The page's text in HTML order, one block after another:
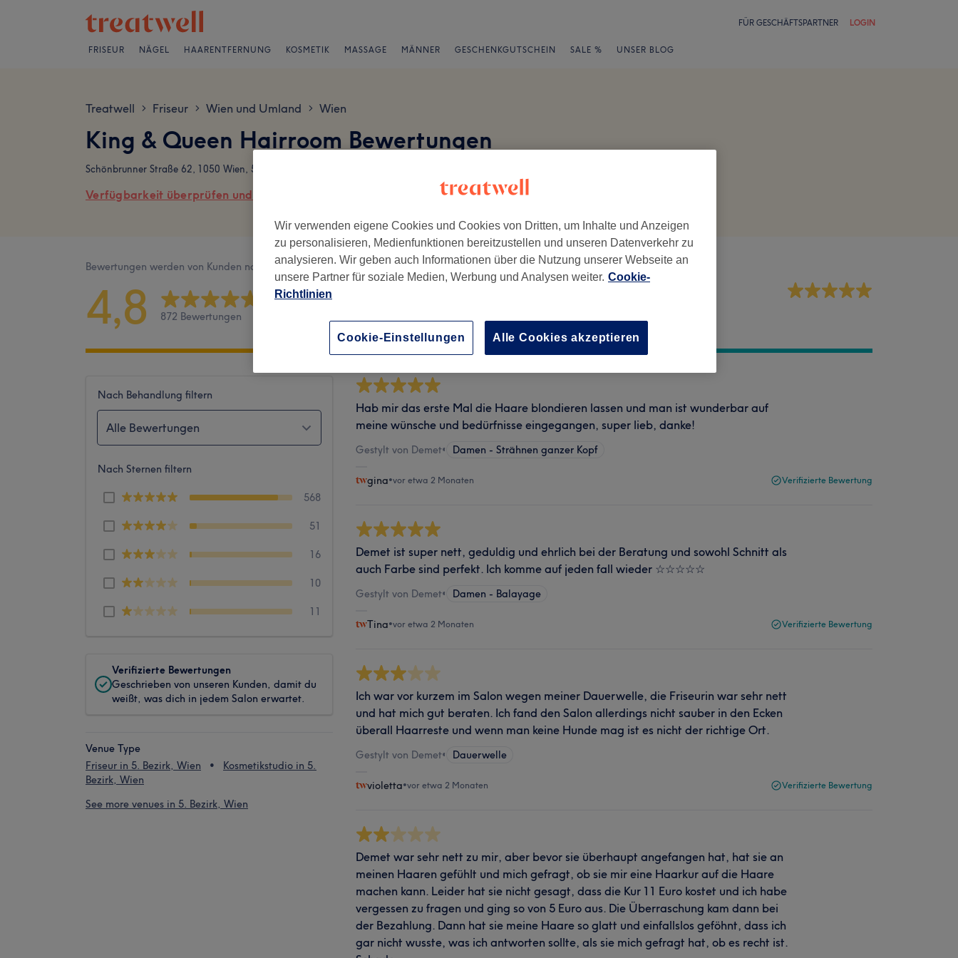
FÜR GESCHÄFTSPARTNER LOGIN
FRISEUR NÄGEL HAARENTFERNUNG KOSMETIK MASSAGE MÄNNER GESCHENKGUTSCHEIN SALE % UNSER BLOG
Treatwell > Friseur > Wien und Umland > Wien
King & Queen Hairroom Bewertungen
Schönbrunner Straße 62, 1050 Wien, 5. Bezirk
Verfügbarkeit überprüfen und online buchen
Bewertungen werden von Kunden nach ihrem Besuch geschrieben.
4,8 872 Bewertungen Sauberkeit
Nach Behandlung filtern
Alle Bewertungen
Nach Sternen filtern
568
51
16
10
11
Verifizierte Bewertungen
Geschrieben von unseren Kunden, damit du
weißt, was dich in jedem Salon erwartet.
Venue Type
Friseur in 5. Bezirk, Wien
Kosmetikstudio in 5.
Bezirk, Wien
See more venues in 5. Bezirk, Wien
Hab mir das erste Mal die Haare blondieren lassen und man ist wunderbar auf
meine wünsche und bedürfnisse eingegangen, super lieb, danke!
Gestylt von Demet• Damen - Strähnen ganzer Kopf
gina•vor etwa 2 Monaten Verifizierte Bewertung
Demet ist super nett, geduldig und ehrlich bei der Beratung und sowohl Schnitt als
auch Farbe sind perfekt. Ich komme auf jeden fall wieder ☆☆☆☆☆
Gestylt von Demet• Damen - Balayage
Tina•vor etwa 2 Monaten Verifizierte Bewertung
Ich war vor kurzem im Salon wegen meiner Dauerwelle, die Friseurin war sehr nett
und hat mich gut beraten. Ich fand den Salon allerdings nicht sauber in den Ecken
überall Haarreste und wenn man keine Hunde mag ist es nicht der richtige Ort.
Gestylt von Demet• Dauerwelle
violetta•vor etwa 2 Monaten Verifizierte Bewertung
Demet war sehr nett zu mir, aber bevor sie überhaupt angefangen hat, hat sie an
meinen Haaren gefühlt und mich gefragt, ob sie mir eine Haarkur auf die Haare
machen kann. Leider hat sie nicht gesagt, dass die Kur 11 Euro kostet und ich habe
vergessen zu fragen und ging so von 5 Euro aus. Die Überraschung kam dann bei
der Bezahlung. Dann hat sie meine Haare so glatt und einfallslos geföhnt, dass ich
gar nicht wusste, was ich antworten sollte, als sie mich gefragt hat, ob es recht ist.
Wir verwenden eigene Cookies und Cookies von Dritten, um Inhalte und Anzeigen
zu personalisieren, Medienfunktionen bereitzustellen und unseren Datenverkehr zu
analysieren. Wir geben auch Informationen über die Nutzung unserer Webseite an
unsere Partner für soziale Medien, Werbung und Analysen weiter. Cookie-
Richtlinien
Alle Cookies akzeptieren
Cookie-Einstellungen